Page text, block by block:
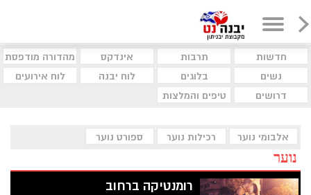
חדשות תרבות אינדקס
מהדורה מודפסת
נשים
בלוגים לוח יבנה
לוח אירועים
דרושים
טיפים והמלצות
אלבומי נוער רכילות נוער ספורט נוער
נוער
רומנטיקה ברחוב